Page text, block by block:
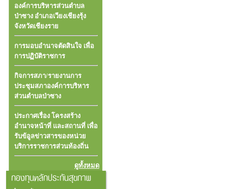
องค์การบริหารส่วนตำบล
ป่าซาง อำเภอเวียงเชียงรุ้ง
จังหวัดเชียงราย
การมอบอำนาจตัดสินใจ เพื่อ
การปฏิบัติราชการ
กิจการสภา/รายงานการ
ประชุมสภาองค์การบริหาร
ส่วนตำบลป่าซาง
ประกาศเรื่อง โครงสร้าง
อำนาจหน้าที่ และสถานที่ เพื่อ
รับข้อูลข่าวสารของหน่วย
บริการราชการส่วนท้องถิ่น
ดูทั้งหมด
กองทุนหลักประกันสุขภาพ